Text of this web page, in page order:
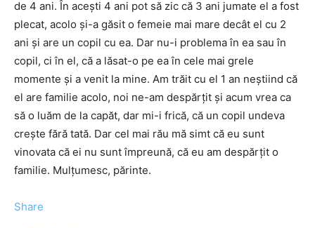
de 4 ani. În aceşti 4 ani pot să zic că 3 ani jumate el a fost
plecat, acolo şi-a găsit o femeie mai mare decât el cu 2
ani şi are un copil cu ea. Dar nu-i problema în ea sau în
copil, ci în el, că a lăsat-o pe ea în cele mai grele
momente şi a venit la mine. Am trăit cu el 1 an neştiind că
el are familie acolo, noi ne-am despărţit şi acum vrea ca
să o luăm de la capăt, dar mi-i frică, că un copil undeva
creşte fără tată. Dar cel mai rău mă simt că eu sunt
vinovata că ei nu sunt împreună, că eu am despărţit o
familie. Mulţumesc, părinte.
Share